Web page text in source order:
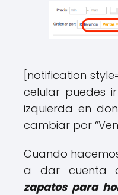
[notification
celular puedes
izquierda en
cambiar por
Cuando
a dar cuenta
zapatos para